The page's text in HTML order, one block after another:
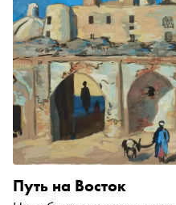
Путь на Восток